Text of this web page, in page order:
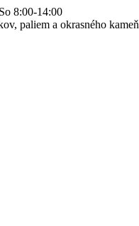
8:00-14:00
paliem a okrasného